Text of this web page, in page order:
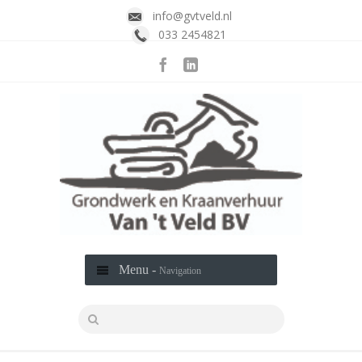
info@gvtveld.nl
033 2454821
Menu - Navigation